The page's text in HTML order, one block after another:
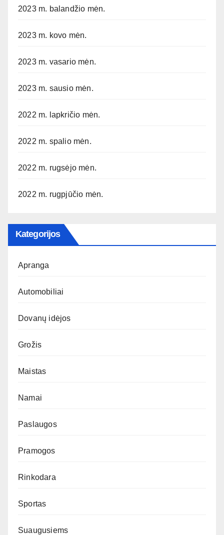
2023 m. balandžio mėn.
2023 m. kovo mėn.
2023 m. vasario mėn.
2023 m. sausio mėn.
2022 m. lapkričio mėn.
2022 m. spalio mėn.
2022 m. rugsėjo mėn.
2022 m. rugpjūčio mėn.
Kategorijos
Apranga
Automobiliai
Dovanų idėjos
Grožis
Maistas
Namai
Paslaugos
Pramogos
Rinkodara
Sportas
Suaugusiems